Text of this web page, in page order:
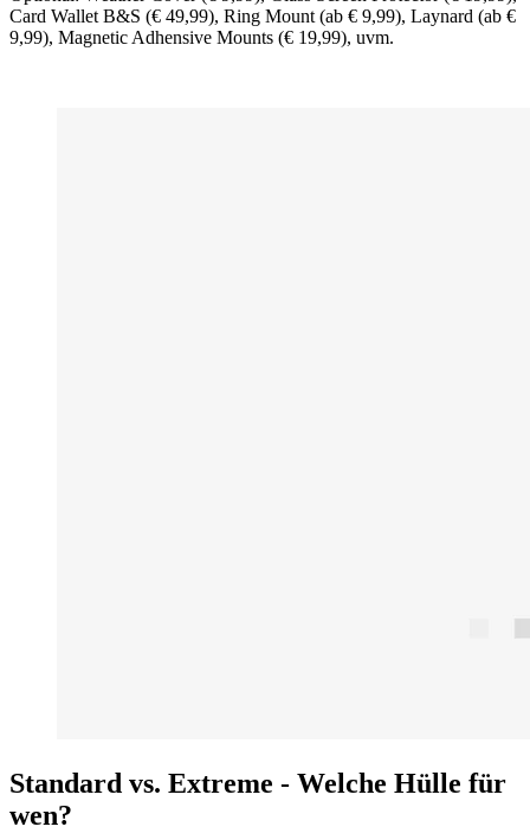
Card Wallet B&S (€ 49,99), Ring Mount (ab € 9,99), Laynard (ab €
9,99), Magnetic Adhensive Mounts (€ 19,99), uvm.
Standard vs. Extreme - Welche Hülle für
wen?